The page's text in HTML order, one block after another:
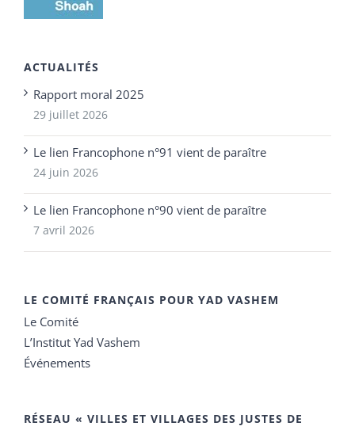
ACTUALITÉS
Rapport moral 2025
29 juillet 2026
Le lien Francophone n°91 vient de paraître
24 juin 2026
Le lien Francophone n°90 vient de paraître
7 avril 2026
LE COMITÉ FRANÇAIS POUR YAD VASHEM
Le Comité
L’Institut Yad Vashem
Événements
RÉSEAU « VILLES ET VILLAGES DES JUSTES DE